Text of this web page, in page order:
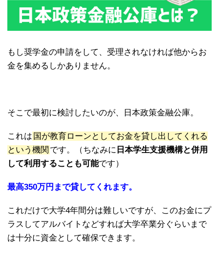
もし奨学金の申請をして、受理されなければ他からお
金を集めるしかありません。
そこで最初に検討したいのが、日本政策金融公庫。
これは 国が教育ローンとしてお金を貸し出してくれる
という機関 です。（ちなみに 日本学生支援機構と併用
して利用することも可能です）
最高350万円まで貸してくれます。
これだけで大学4年間分は難しいですが、このお金にプ
ラスしてアルバイトなどすれば大学卒業分ぐらいまで
は十分に資金として確保できます。